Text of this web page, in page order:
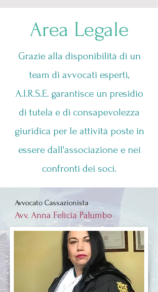
Area Legale
Grazie alla disponibilità di un
team di avvocati esperti,
A.I.R.S.E. garantisce un presidio
di tutela e di consapevolezza
giuridica per le attività poste in
essere dall'associazione e nei
confronti dei soci.
Avvocato Cassazionista
Avv. Anna Felicia Palumbo